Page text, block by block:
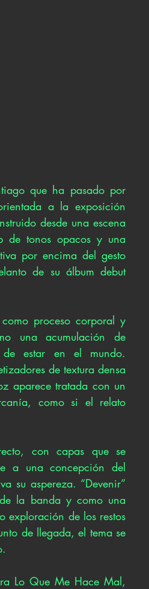
que ha pasado por
a la exposición
desde una escena
de tonos opacos y una
por encima del gesto
épico. Ese recorrido desemboca ahora en “Devenir”, primer adelanto de su álbum debut
proceso corporal y
una acumulación de
de estar en el mundo.
de textura densa
aparece tratada con un
como si el relato
con capas que se
a una concepción del
su aspereza. “Devenir”
la banda y como una
exploración de los restos
de llegada, el tema se
Lo Que Me Hace Mal,